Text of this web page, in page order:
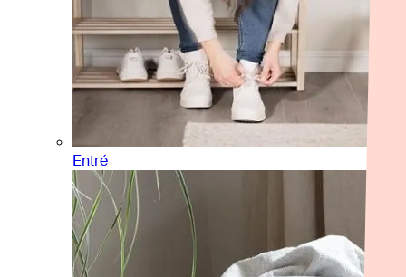
Entré